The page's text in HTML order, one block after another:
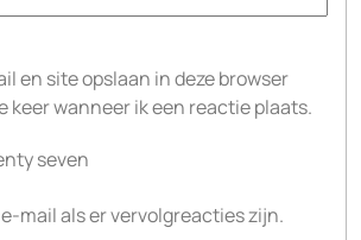
en site opslaan in deze browser
keer wanneer ik een reactie plaats.
seven
mail als er vervolgreacties zijn.